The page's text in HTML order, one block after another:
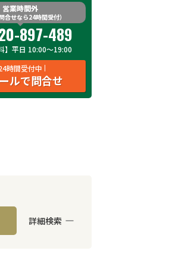
営業時間外
合せなら24時間受付）
897-489
】平日 10:00～19:00
時間受付中
ルで問合せ
詳細検索